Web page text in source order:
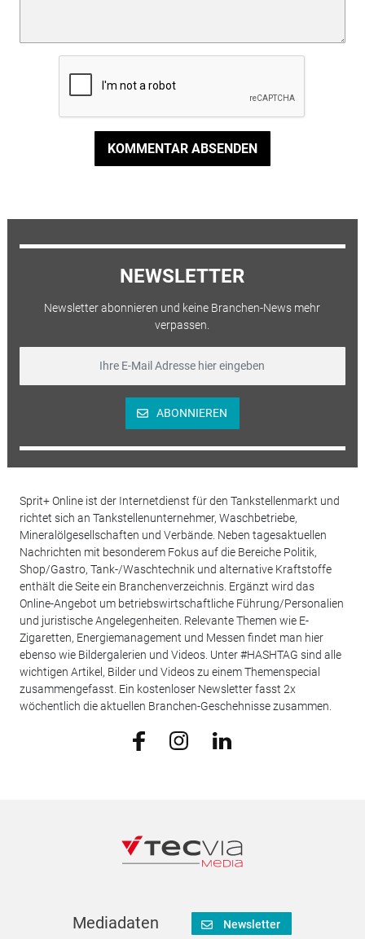
KOMMENTAR ABSENDEN
NEWSLETTER
Newsletter abonnieren und keine Branchen-News mehr
verpassen.
ABONNIEREN
Sprit+ Online ist der Internetdienst für den Tankstellenmarkt und
richtet sich an Tankstellenunternehmer, Waschbetriebe,
Mineralölgesellschaften und Verbände. Neben tagesaktuellen
Nachrichten mit besonderem Fokus auf die Bereiche Politik,
Shop/Gastro, Tank-/Waschtechnik und alternative Kraftstoffe
enthält die Seite ein Branchenverzeichnis. Ergänzt wird das
Online-Angebot um betriebswirtschaftliche Führung/Personalien
und juristische Angelegenheiten. Relevante Themen wie E-
Zigaretten, Energiemanagement und Messen findet man hier
ebenso wie Bildergalerien und Videos. Unter #HASHTAG sind alle
wichtigen Artikel, Bilder und Videos zu einem Themenspecial
zusammengefasst. Ein kostenloser Newsletter fasst 2x
wöchentlich die aktuellen Branchen-Geschehnisse zusammen.
Mediadaten Newsletter